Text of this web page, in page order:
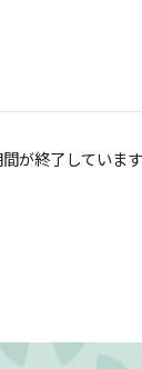
が終了しています